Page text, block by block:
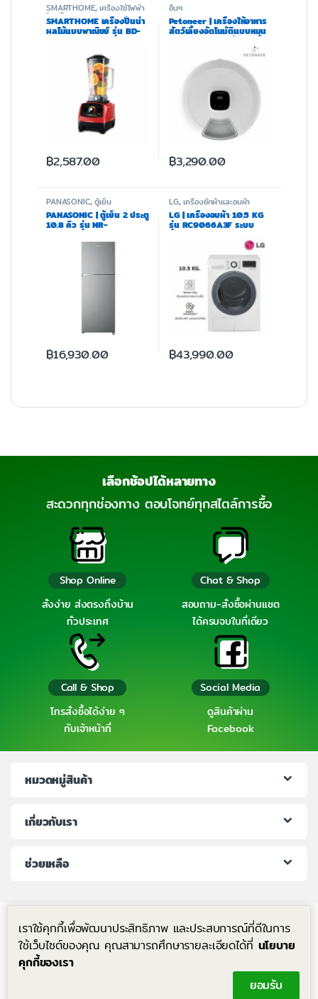
SMARTHOME,เครื่องใช้ไฟฟ้า
ในครัว
SMARTHOME เครื่องปั่นน้ำ
ผลไม้แบบพาณิชย์ รุ่น BD-
฿2,587.00
อื่นๆ
Petoneer | เครื่องให้อาหาร
สัตว์เลี้ยงอัตโนมัติแบบหมุน
฿3,290.00
PANASONIC,ตู้เย็น
PANASONIC | ตู้เย็น 2 ประตู
10.8 คิว รุ่น NR-
BL342PPTH
฿16,930.00
LG,เครื่องซักผ้าและอบผ้า
LG | เครื่องอบผ้า 10.5 KG
รุ่น RC9066A3F ระบบ
Condensing Dry System
฿43,990.00
เลือกช้อปได้หลายทาง
สะดวกทุกช่องทาง ตอบโจทย์ทุกสไตล์การซื้อ
Shop Online
สั่งง่าย ส่งตรงถึงบ้าน
ทั่วประเทศ
Chat & Shop
สอบถาม-สั่งซื้อผ่านแชต
ได้ครบจบในที่เดียว
Call & Shop
โทรสั่งซื้อได้ง่าย ๆ
กับเจ้าหน้าที่
Social Media
ดูสินค้าผ่าน
Facebook
หมวดหมู่สินค้า
เกี่ยวกับเรา
ช่วยเหลือ
เราใช้คุกกี้เพื่อพัฒนาประสิทธิภาพ และประสบการณ์ที่ดีในการ
ใช้เว็บไซต์ของคุณ คุณสามารถศึกษารายละเอียดได้ที่ นโยบาย
คุกกี้ของเรา
ยอมรับ